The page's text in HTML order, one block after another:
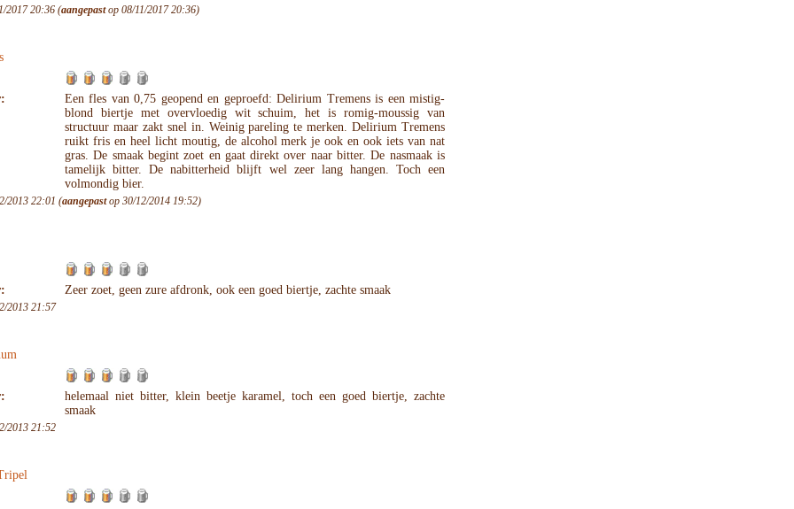
2017 20:36 (aangepastop 08/11/2017 20:36)
Een fles van 0,75 geopend en geproefd: Delirium Tremens is een mistig-
blond biertje met overvloedig wit schuim, het is romig-moussig van
structuur maar zakt snel in. Weinig pareling te merken. Delirium Tremens
ruikt fris en heel licht moutig, de alcohol merk je ook en ook iets van nat
gras. De smaak begint zoet en gaat direkt over naar bitter. De nasmaak is
tamelijk bitter. De nabitterheid blijft wel zeer lang hangen. Toch een
volmondig bier.
2013 22:01 (aangepastop 30/12/2014 19:52)
Zeer zoet, geen zure afdronk, ook een goed biertje, zachte smaak
2013 21:57
helemaal niet bitter, klein beetje karamel, toch een goed biertje, zachte
smaak
2013 21:52